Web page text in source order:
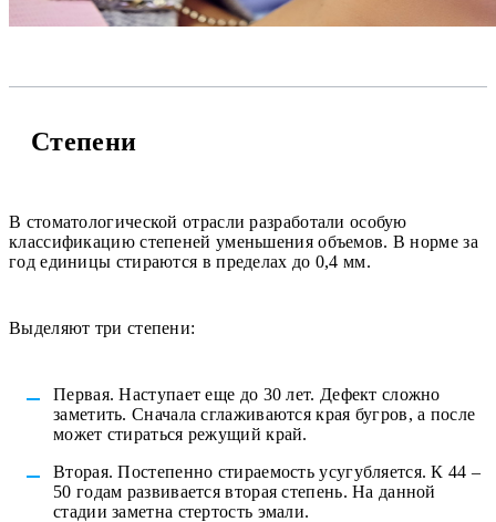
Степени
В стоматологической отрасли разработали особую
классификацию степеней уменьшения объемов. В норме за
год единицы стираются в пределах до 0,4 мм.
Выделяют три степени:
Первая. Наступает еще до 30 лет. Дефект сложно
заметить. Сначала сглаживаются края бугров, а после
может стираться режущий край.
Вторая. Постепенно стираемость усугубляется. К 44 –
50 годам развивается вторая степень. На данной
стадии заметна стертость эмали.